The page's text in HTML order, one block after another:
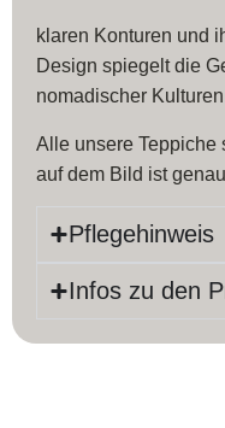
klaren Konturen und
Design spiegelt die
nomadischer
Alle unsere Teppiche
auf dem Bild ist
Pflegehinweis
Infos zu den